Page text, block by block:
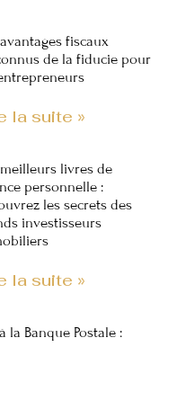
fiscaux
de la fiducie pour
la suite »
livres de
personnelle :
les secrets des
investisseurs
la suite »
la Banque Postale :